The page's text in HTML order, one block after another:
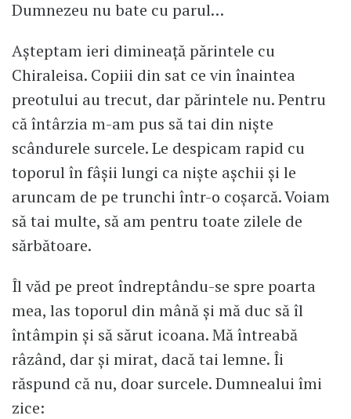
Dumnezeu nu bate cu parul…
Așteptam ieri dimineață părintele cu
Chiraleisa. Copiii din sat ce vin înaintea
preotului au trecut, dar părintele nu. Pentru
că întârzia m-am pus să tai din niște
scândurele surcele. Le despicam rapid cu
toporul în fâșii lungi ca niște așchii și le
aruncam de pe trunchi într-o coșarcă. Voiam
să tai multe, să am pentru toate zilele de
sărbătoare.
Îl văd pe preot îndreptându-se spre poarta
mea, las toporul din mână și mă duc să îl
întâmpin și să sărut icoana. Mă întreabă
râzând, dar și mirat, dacă tai lemne. Îi
răspund că nu, doar surcele. Dumnealui îmi
zice: